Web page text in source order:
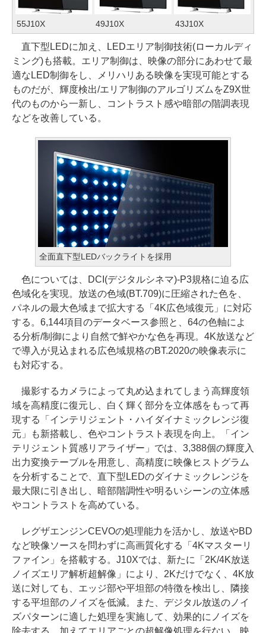
55J10X 49J10X 43J10X
直下型LEDに加え、LEDエリア制御技術(ローカルディ
ミング)も搭載。エリア制御は、映像の部分にあわせて最
適なLED制御をし、メリハリある映像を実現可能とする
ものだが、輝度検出/エリア制御のアルゴリズムをZ9X世
代のものから一新し、コントラスト感や暗部の階調表現
などを改善している。
全面直下型LEDバックライトを採用
色については、DCI(デジタルシネマ)-P3規格に迫る広
色域化を実現。放送の色域(BT.709)に圧縮された色を、
パネルの最大色域まで拡大する「4K広色域復元」に対応
する。6,144項目のデータベース参照と、64の色軸によ
る分析/制御により自然で鮮やかな色を再現。4K放送など
で導入が見込まれる広色域規格のBT.2020の映像表示に
も対応する。
撮影するカメラによって丸め込まれてしまう高輝度領
域を高精度に復元し、白く輝く部分を立体感をもって再
現する「インテリジェント・ハイダイナミックレンジ復
元」も新搭載し、色やコントラスト表現を向上。「イン
テリジェント質感リアライザー」では、3,388個の輝度入
出力変換テーブルを用意し、高精度に映像ヒストグラム
を分析することで、直下型LEDのダイナミックレンジを
最大限に引き出し、暗部階調性や明るいシーンの立体感
やコントラストを高めている。
レグザエンジンCEVOの処理能力を活かし、放送やBD
など映像ソースを問わずに高画質化する「4Kマスターリ
ファイン」を搭載する。J10Xでは、新たに「2K/4K放送
ノイズエリア解析超解像」により、2Kだけでなく、4K放
送に対しても、エッジ部や平坦部の特徴を検出し、隣接
する平坦部のノイズを低減。また、デジタル放送のノイ
ズパターンに適した処理を実施して、効果的にノイズを